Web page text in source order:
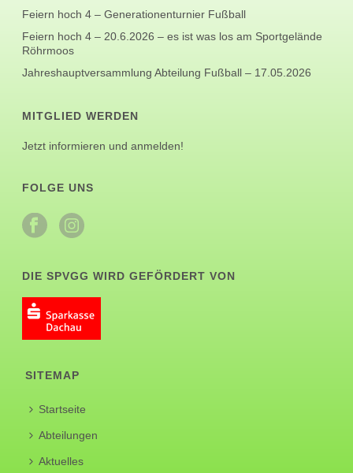
Feiern hoch 4 – Generationenturnier Fußball
Feiern hoch 4 – 20.6.2026 – es ist was los am Sportgelände
Röhrmoos
Jahreshauptversammlung Abteilung Fußball – 17.05.2026
MITGLIED WERDEN
Jetzt informieren und anmelden!
FOLGE UNS
DIE SPVGG WIRD GEFÖRDERT VON
SITEMAP
Startseite
Abteilungen
Aktuelles